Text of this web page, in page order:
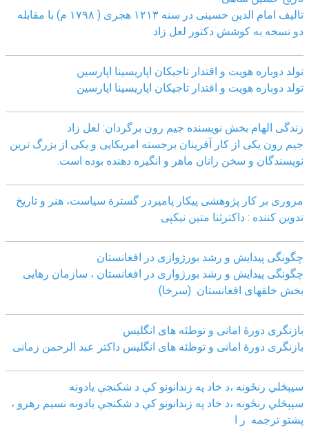
تالیف امام الدین حسینی در سنه ۱۲۱۳ هجری ( ۱۷۹۸ م) با مقابله
دو نسخه به کوشش دکتور لعل زاد
تولد دوباره هویت و اقتدار تاجیکان اپاریسینا اپارسین
تولد دوباره هویت و اقتدار تاجیکان اپاریسینا اپارسین
زندگی الهام بخش نویسنده جیم رون برگردان: لعل زاد
جیم رون یکی از کار آفرینان برجسته امریکایی و یکی از بزرگ ترین
نویسندگان و سخن رانان ماهر و انگیزه دهنده بوده است.
مروری بر کار پژوهشی پیکار پامیردر گسترة سیاست، هنر و تاریخ
تدوین کننده : داکترثنا متین نیکپی
چگونگی پیدایش و رشد بورژوازی در افغانستان
چگونگی پیدایش و رشد بورژوازی در افغانستان ، سازمان رهایی
بخش خلقهای افغانستان (سرخا)
بازنگرى دورۀ امانى و توطئه هاى انگليس
بازنگرى دورۀ امانى و توطئه هاى انگليس داکتر عبد الرحمن زمانى
سپېڅلي رنځونه ،د خاد په زندانونو کې د شکنجې یادونه
سپېڅلي رنځونه ،د خاد په زندانونو کې د شکنجې یادونه نسیم رهرو ،
پشتو ترجمه ر ا